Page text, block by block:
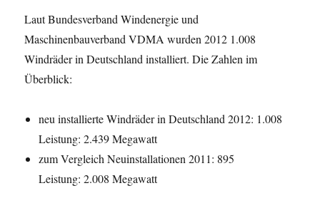
Laut Bundesverband Windenergie und
Maschinenbauverband VDMA wurden 2012 1.008
Windräder in Deutschland installiert. Die Zahlen im
Überblick:
neu installierte Windräder in Deutschland 2012: 1.008
Leistung: 2.439 Megawatt
zum Vergleich Neuinstallationen 2011: 895
Leistung: 2.008 Megawatt